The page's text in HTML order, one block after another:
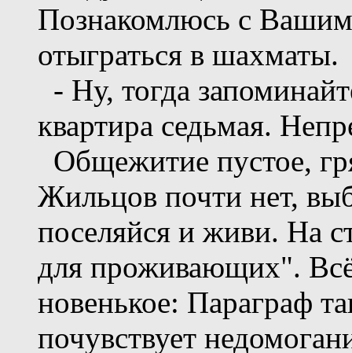
Познакомлюсь с
отыграться в шахматы.
- Ну, тогда
квартира седьмая.
Общежитие пустое,
Жильцов почти нет,
поселяйся и живи. На
для проживающих".
новенькое: Параграф
почувствует